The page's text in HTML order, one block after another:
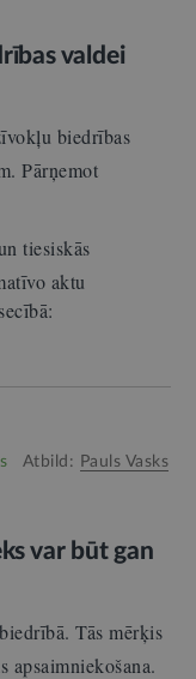
valdei
biedrības
Pārņemot
tiesiskās
aktu
Atbild: Pauls Vasks
var būt gan
Tās mērķis
apsaimniekošana.